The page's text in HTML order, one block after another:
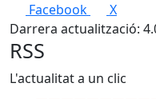
+
−
Facebook
X
Darrera actualització:
RSS
L'actualitat a un clic